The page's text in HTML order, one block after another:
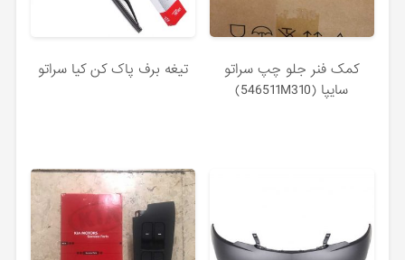
كمک فنر جلو چپ سراتو
سایپا (546511M310)
تیغه برف پاک کن کیا سراتو